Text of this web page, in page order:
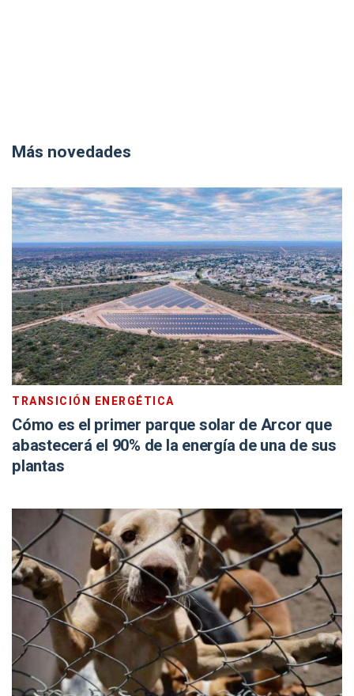
Más novedades
TRANSICIÓN ENERGÉTICA
Cómo es el primer parque solar de Arcor que
abastecerá el 90% de la energía de una de sus
plantas